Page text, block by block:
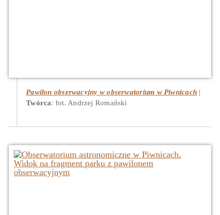
Pawilon obserwacyjny w obserwatorium w Piwnicach
Twórca: fot. Andrzej Romański